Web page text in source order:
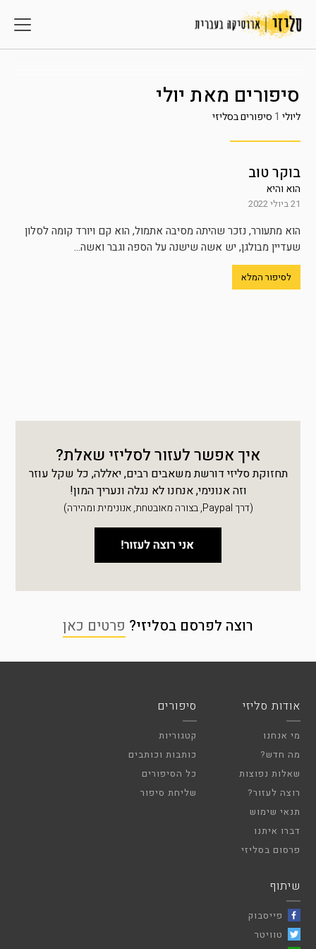
סיפורים מאת יולי
ליולי 1 סיפורים בסליזי
בוקר טוב
הוא והיא
21 ביולי 2022
הוא מתעורר, נזכר שהיתה מסיבה אתמול, הוא קם ויורד קומה לסלון
שעדיין מבולגן, יש אשה שישנה על הספה וגבר ואשה...
לסיפור המלא
איך אפשר לעזור לסליזי שאלת?
תחזוקת סליזי דורשת משאבים רבים, יאללה, כל שקל עוזר
וזה אנונימי, אנחנו לא נגלה ונעריך המון!
(דרך Paypal, בצורה מאובטחת, אנונימית ומהירה)
רוצה לפרסם בסליזי? פרטים כאן
אודות סליזי
מי אנחנו
מה חדש?
שאלות נפוצות
רוצה לעזור?
תנאי שימוש
דברו איתנו
פרסום בסליזי
סיפורים
קטגוריות
כותבות וכותבים
כל הסיפורים
שליחת סיפור
שיתוף
פייסבוק
טוויטר